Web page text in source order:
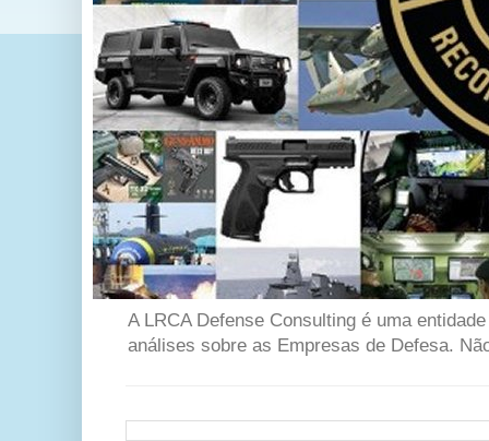
A LRCA Defense Consulting é uma
análises sobre as Empresas de Defesa.